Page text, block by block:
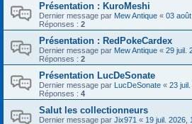
Présentation : KuroMeshi
Dernier message par Mew Antique « 03
Réponses : 2
Présentation : RedPokeCardex
Dernier message par Mew Antique « 29 juil.
Réponses : 2
Présentation LucDeSonate
Dernier message par LucDeSonate « 23
Réponses : 4
Salut les collectionneurs
Dernier message par Jix971 « 19 juil. 2026,